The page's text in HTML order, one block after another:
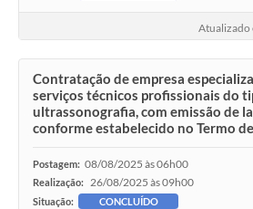
Atualizado
Contratação de empresa
serviços técnicos profissionais do
ultrassonografia, com emissão de
conforme estabelecido no Termo
Postagem: 08/08/2025 às 06h00
Realização: 26/08/2025 às 09h00
Situação: CONCLUÍDO